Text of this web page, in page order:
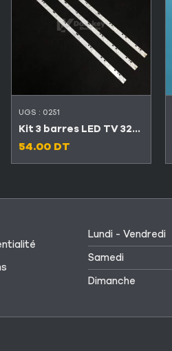
UGS : 0251
Kit 3 barres LED TV 32″ 10 LED 3V DLED32DH3101005.B
54.00 DT
Lundi - Vendredi
Samedi
Dimanche